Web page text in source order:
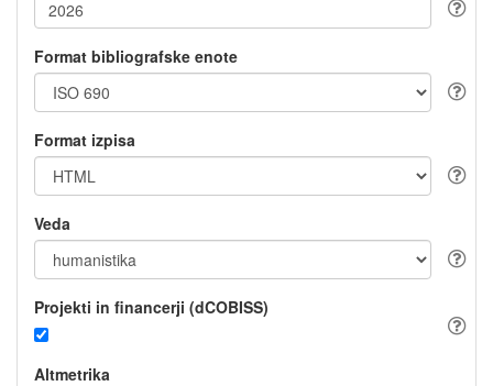
Format bibliografske enote
Format izpisa
Veda
Projekti in financerji (dCOBISS)
Altmetrika